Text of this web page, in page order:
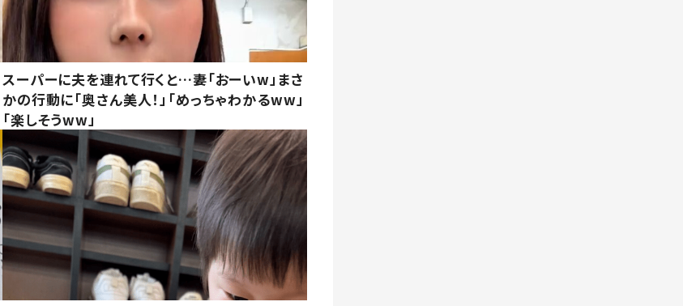
スーパーに夫を連れて行くと…妻「おーいw」まさ
かの行動に「奥さん美人！」「めっちゃわかるww」
「楽しそうww」